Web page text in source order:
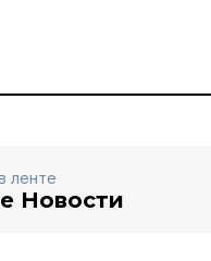
ленте
Новости